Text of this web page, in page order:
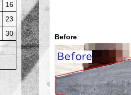
16
23
30